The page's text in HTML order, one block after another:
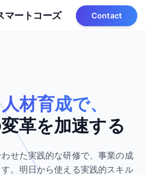
マートコーズ Contact
材育成で、
革を加速する
せた実践的な研修で、事業の成
。 明日から使える実践的スキル